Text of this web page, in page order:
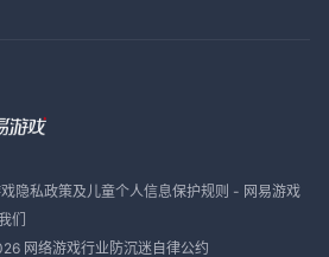
隐私政策及儿童个人信息保护规则 - 网易游戏
们
网络游戏行业防沉迷自律公约